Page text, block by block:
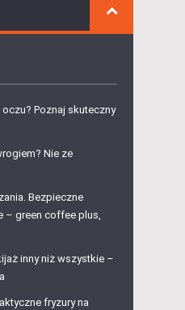
Poznaj skuteczny
Nie ze
Bezpieczne
– green coffee plus,
inny niż wszystkie –
fryzury na